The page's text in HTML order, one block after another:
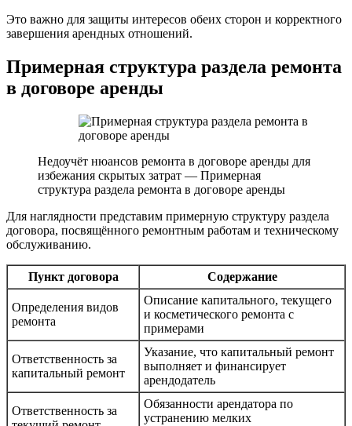
Это важно для защиты интересов обеих сторон и корректного
завершения арендных отношений.
Примерная структура раздела ремонта
в договоре аренды
Недоучёт нюансов ремонта в договоре аренды для
избежания скрытых затрат — Примерная
структура раздела ремонта в договоре аренды
Для наглядности представим примерную структуру раздела
договора, посвящённого ремонтным работам и техническому
обслуживанию.
Пункт договора Содержание
Определения видов
ремонта
Описание капитального, текущего
и косметического ремонта с
примерами
Ответственность за
капитальный ремонт
Указание, что капитальный ремонт
выполняет и финансирует
арендодатель
Ответственность за
Обязанности арендатора по
устранению мелких